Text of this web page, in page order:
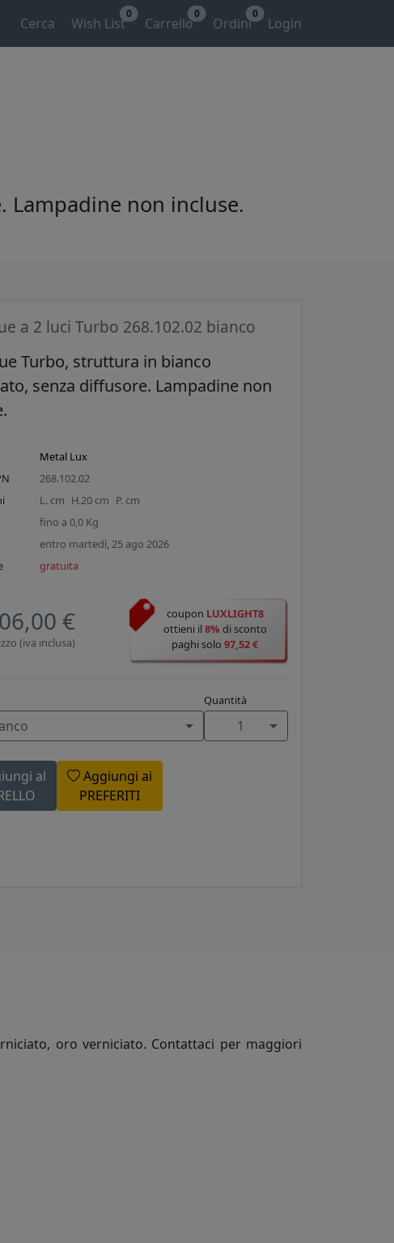
Cerca Wish List
0
Carrello
0
Ordini
0
Login
non incluse.
a 2 luci Turbo 268.102.02 bianco
Turbo, struttura in bianco
senza diffusore. Lampadine non
Metal Lux
268.102.02
L. cm H.20 cm P. cm
fino a0,0 Kg
entro martedì, 25 ago 2026
gratuita
€
(iva inclusa)
coupon LUXLIGHT8
ottieni il8% di sconto
paghi solo97,52 €
Quantità
1
al
Aggiungi ai
PREFERITI
oro verniciato. Contattaci per maggiori